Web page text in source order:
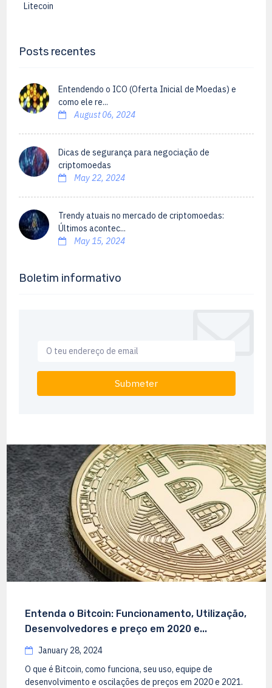
Litecoin
Posts recentes
Entendendo o ICO (Oferta Inicial de Moedas) e
como ele re...
August 06, 2024
Dicas de segurança para negociação de
criptomoedas
May 22, 2024
Trendy atuais no mercado de criptomoedas:
Últimos acontec...
May 15, 2024
Boletim informativo
Submeter
Entenda o Bitcoin: Funcionamento, Utilização,
Desenvolvedores e preço em 2020 e...
January 28, 2024
O que é Bitcoin, como funciona, seu uso, equipe de
desenvolvimento e oscilações de preços em 2020 e 2021.